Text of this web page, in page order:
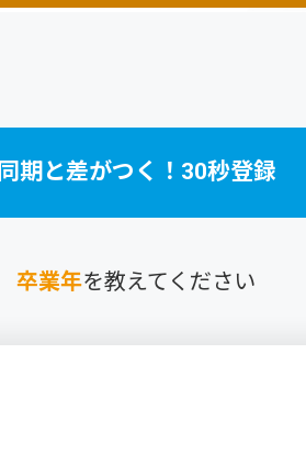
同期と差がつく！30秒登録
卒業年を教えてください